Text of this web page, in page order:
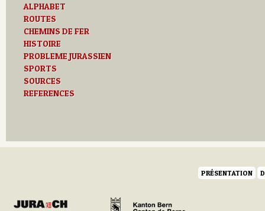
R
S
T
U
ALPHABET
ROUTES
CHEMINS DE FER
HISTOIRE
PROBLEME JURASSIEN
SPORTS
SOURCES
REFERENCES
PRÉSENTATION